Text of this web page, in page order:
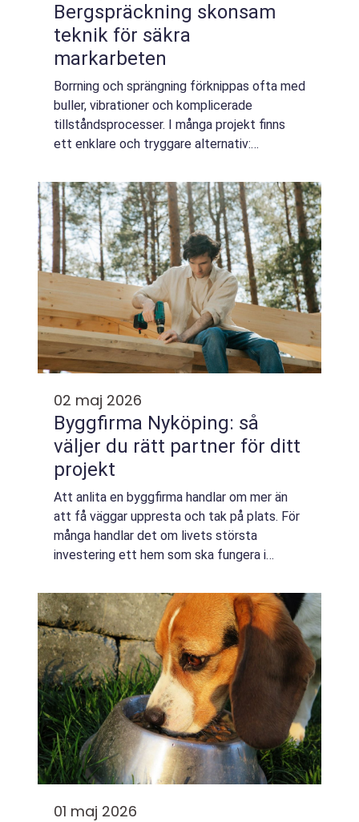
Bergspräckning skonsam
teknik för säkra
markarbeten
Borrning och sprängning förknippas ofta med
buller, vibrationer och komplicerade
tillståndsprocesser. I många projekt finns
ett enklare och tryggare alternativ:
mekaniskt tryck i stället för traditionellt
sprängmedel...
02 maj 2026
Byggfirma Nyköping: så
väljer du rätt partner för ditt
projekt
Att anlita en byggfirma handlar om mer än
att få väggar uppresta och tak på plats. För
många handlar det om livets största
investering ett hem som ska fungera i
01 maj 2026